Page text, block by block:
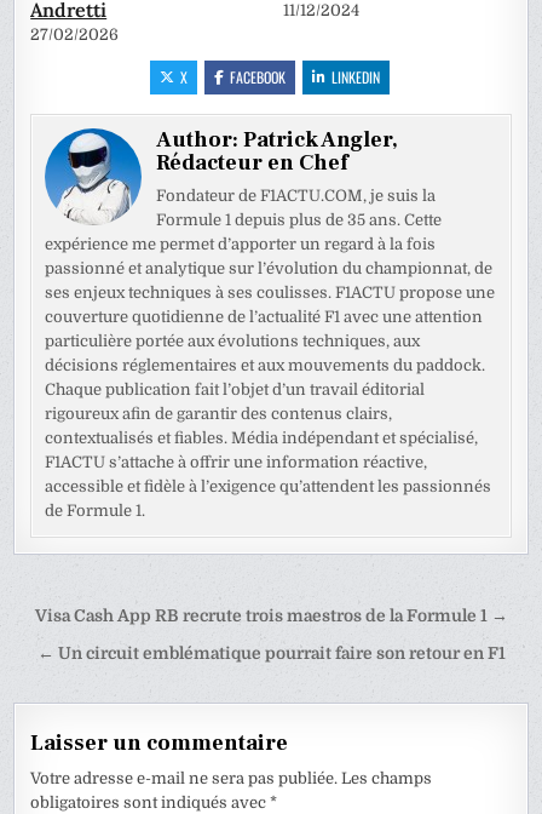
Andretti
27/02/2026
11/12/2024
X FACEBOOK LINKEDIN
Author:Patrick Angler,
Rédacteur en Chef
Fondateur de F1ACTU.COM, je suis la
Formule 1 depuis plus de 35 ans. Cette
expérience me permet d’apporter un regard à la fois
passionné et analytique sur l’évolution du championnat, de
ses enjeux techniques à ses coulisses. F1ACTU propose une
couverture quotidienne de l’actualité F1 avec une attention
particulière portée aux évolutions techniques, aux
décisions réglementaires et aux mouvements du paddock.
Chaque publication fait l’objet d’un travail éditorial
rigoureux afin de garantir des contenus clairs,
contextualisés et fiables. Média indépendant et spécialisé,
F1ACTU s’attache à offrir une information réactive,
accessible et fidèle à l’exigence qu’attendent les passionnés
de Formule 1.
Navigation
de
Visa Cash App RB recrute trois maestros de la Formule 1 →
← Un circuit emblématique pourrait faire son retour en F1
Laisser un commentaire
Votre adresse e-mail ne sera pas publiée. Les champs
obligatoires sont indiqués avec*